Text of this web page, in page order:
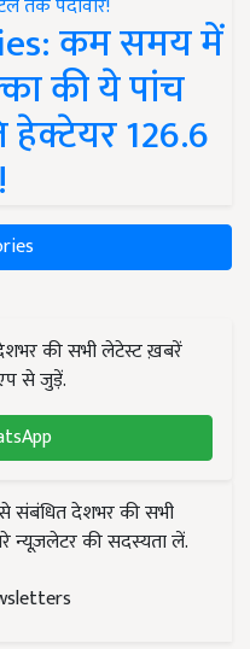
कम समय में
की ये पांच
हेक्टेयर 126.6
की सभी लेटेस्ट ख़बरें
से जुड़ें.
संबंधित देशभर की सभी
न्यूज़लेटर की सदस्यता लें.